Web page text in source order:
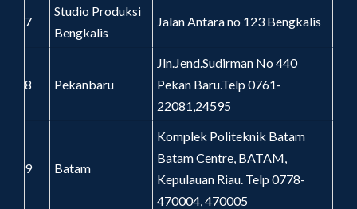
7
Studio Produksi
Bengkalis
Jalan Antara no 123 Bengkalis
8 Pekanbaru
Jln.Jend.Sudirman No 440
Pekan Baru.Telp 0761-
22081,24595
9 Batam
Komplek Politeknik Batam
Batam Centre, BATAM,
Kepulauan Riau. Telp 0778-
470004, 470005